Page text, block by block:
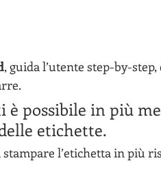
, guida l’utente step-by-
è possibile in più
etichette.
l’etichetta in più